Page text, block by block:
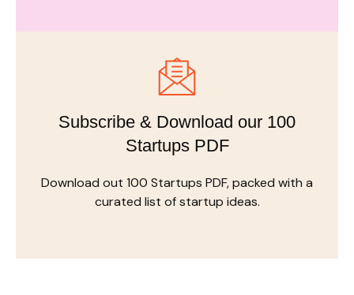
Subscribe & Download our 100
Startups PDF
Download out 100 Startups PDF, packed with a
curated list of startup ideas.